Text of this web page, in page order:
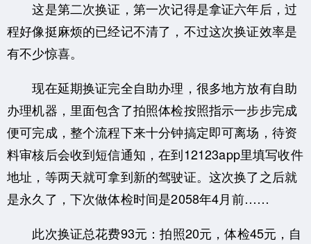
这是第二次换证，第一次记得是拿证六年后，过
程好像挺麻烦的已经记不清了，不过这次换证效率是
有不少惊喜。
现在延期换证完全自助办理，很多地方放有自助
办理机器，里面包含了拍照体检按照指示一步步完成
便可完成，整个流程下来十分钟搞定即可离场，待资
料审核后会收到短信通知，在到12123app里填写收件
地址，等两天就可拿到新的驾驶证。这次换了之后就
是永久了，下次做体检时间是2058年4月前……
此次换证总花费93元：拍照20元，体检45元，自